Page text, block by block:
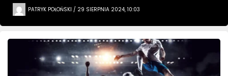
PATRYK POŁOŃSKI / 29 SIERPNIA 2024, 10:03